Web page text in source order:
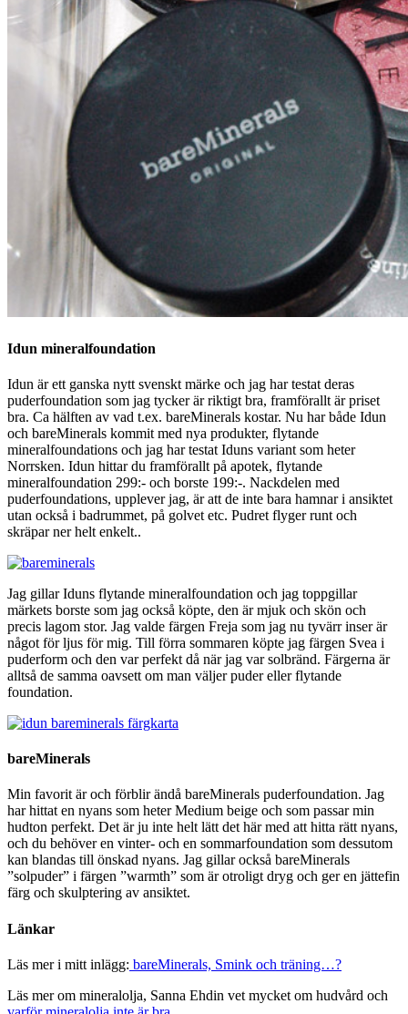
Idun mineralfoundation
Idun är ett ganska nytt svenskt märke och jag har testat deras
puderfoundation som jag tycker är riktigt bra, framförallt är priset
bra. Ca hälften av vad t.ex. bareMinerals kostar. Nu har både Idun
och bareMinerals kommit med nya produkter, flytande
mineralfoundations och jag har testat Iduns variant som heter
Norrsken. Idun hittar du framförallt på apotek, flytande
mineralfoundation 299:- och borste 199:-. Nackdelen med
puderfoundations, upplever jag, är att de inte bara hamnar i ansiktet
utan också i badrummet, på golvet etc. Pudret flyger runt och
skräpar ner helt enkelt..
Jag gillar Iduns flytande mineralfoundation och jag toppgillar
märkets borste som jag också köpte, den är mjuk och skön och
precis lagom stor. Jag valde färgen Freja som jag nu tyvärr inser är
något för ljus för mig. Till förra sommaren köpte jag färgen Svea i
puderform och den var perfekt då när jag var solbränd. Färgerna är
alltså de samma oavsett om man väljer puder eller flytande
foundation.
bareMinerals
Min favorit är och förblir ändå bareMinerals puderfoundation. Jag
har hittat en nyans som heter Medium beige och som passar min
hudton perfekt. Det är ju inte helt lätt det här med att hitta rätt nyans,
och du behöver en vinter- och en sommarfoundation som dessutom
kan blandas till önskad nyans. Jag gillar också bareMinerals
”solpuder” i färgen ”warmth” som är otroligt dryg och ger en jättefin
färg och skulptering av ansiktet.
Länkar
Läs mer i mitt inlägg: bareMinerals, Smink och träning…?
Läs mer om mineralolja, Sanna Ehdin vet mycket om hudvård och